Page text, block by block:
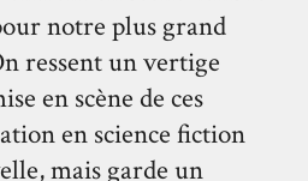
notre plus grand
ressent un vertige
en scène de ces
en science fiction
mais garde un